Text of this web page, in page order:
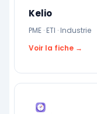
Kelio
PME · ETI · Industrie
Voir la fiche →